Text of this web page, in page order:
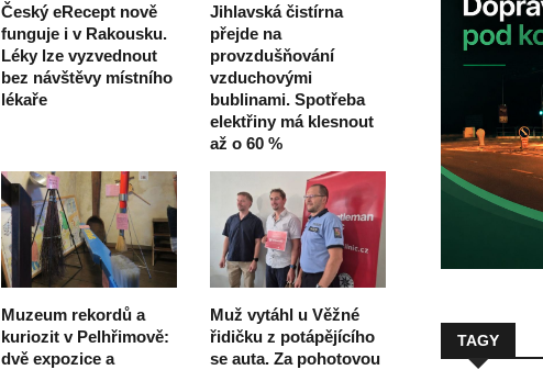
Český eRecept nově
funguje i v Rakousku.
Léky lze vyzvednout
bez návštěvy místního
lékaře
Jihlavská čistírna
přejde na
provzdušňování
vzduchovými
bublinami. Spotřeba
elektřiny má klesnout
až o 60 %
Muzeum rekordů a
kuriozit v Pelhřimově:
dvě expozice a
Muž vytáhl u Věžné
řidičku z potápějícího
se auta. Za pohotovou
TAGY